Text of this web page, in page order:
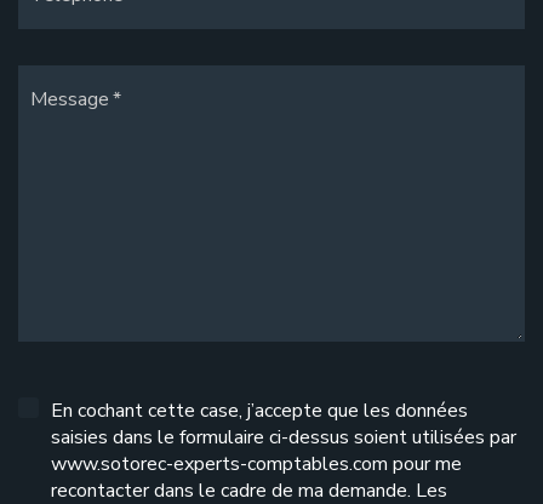
Message
En cochant cette case, j’accepte que les données
saisies dans le formulaire ci-dessus soient utilisées par
www.sotorec-experts-comptables.com pour me
recontacter dans le cadre de ma demande. Les